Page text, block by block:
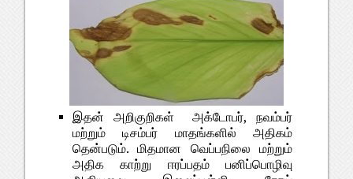
இதன் அறிகுறிகள் அக்டோபர், நவம்பர்
மற்றும் டிசம்பர் மாதங்களில் அதிகம்
தென்படும். மிதமான வெப்பநிலை மற்றும்
அதிக காற்று ஈரப்பதம் பனிப்பொழிவு